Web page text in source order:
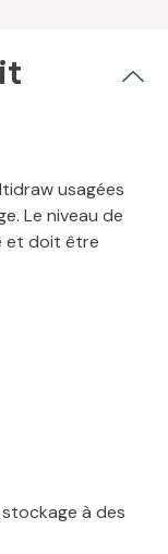
usagées
Le niveau de
et doit être
à des